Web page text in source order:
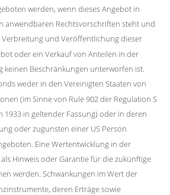
werden, wenn dieses Angebot in
anwendbaren Rechtsvorschriften steht und
Verbreitung und Veröffentlichung dieser
oder ein Verkauf von Anteilen in der
keinen Beschränkungen unterworfen ist.
weder in den Vereinigten Staaten von
(im Sinne von Rule 902 der Regulation S
1933 in geltender Fassung) oder in deren
oder zugunsten einer US Person
Eine Wertentwicklung in der
Hinweis oder Garantie für die zukünftige
werden. Schwankungen im Wert der
deren Erträge sowie